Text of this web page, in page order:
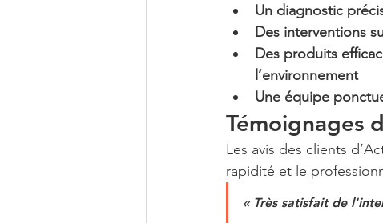
Un diagnostic
Des interventions
Des produits
l’environnement
Une équipe
Témoignages
Les avis des clients
rapidité et le
« Très satisfait de